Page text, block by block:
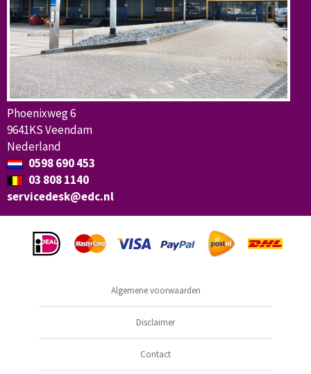
Phoenixweg 6
9641KS Veendam
Nederland
0598 690 453
03 808 1140
servicedesk@edc.nl
Algemene voorwaarden
Disclaimer
Contact